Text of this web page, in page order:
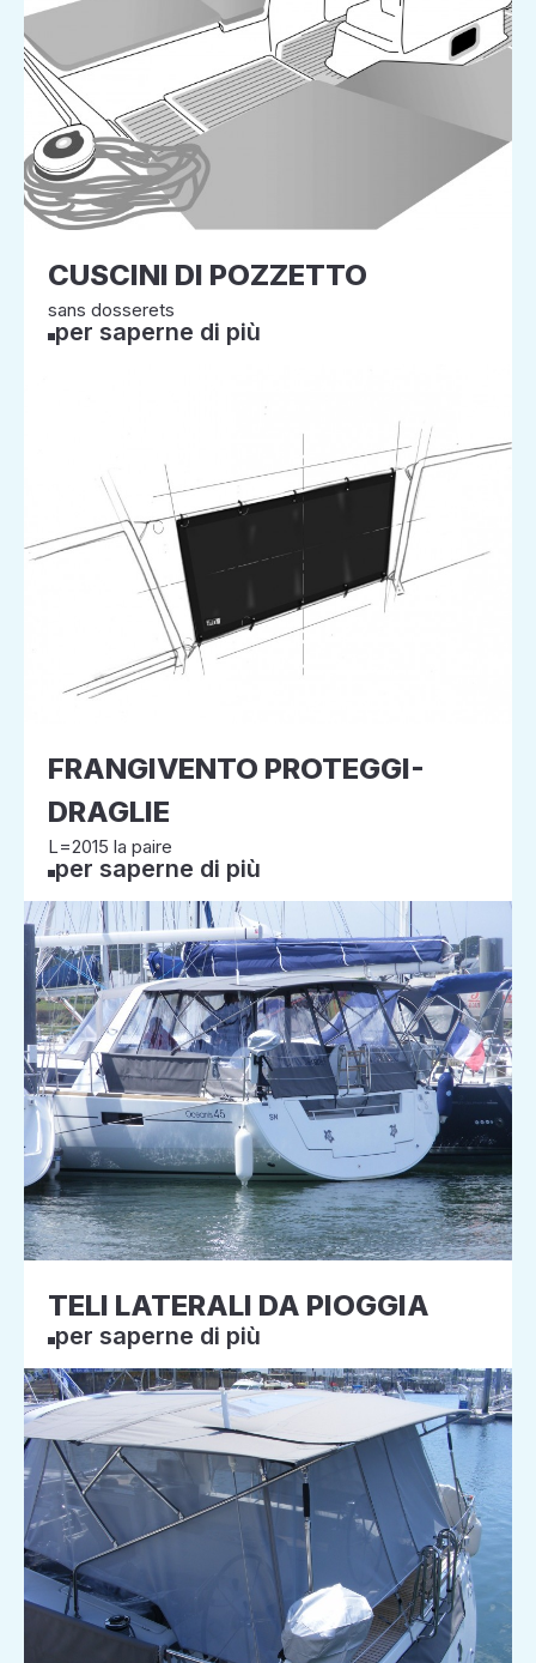
CUSCINI DI POZZETTO
sans dosserets
per saperne di più
FRANGIVENTO PROTEGGI-
DRAGLIE
L=2015 la paire
per saperne di più
TELI LATERALI DA PIOGGIA
per saperne di più